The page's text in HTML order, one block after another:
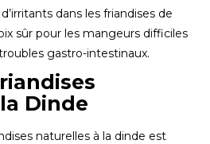
dans les friandises de
sûr pour les mangeurs difficiles
gastro-intestinaux.
Dinde
naturelles à la dinde est